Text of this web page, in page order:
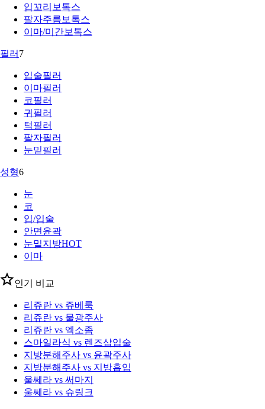
입꼬리보톡스
팔자주름보톡스
이마/미간보톡스
필러 7
입술필러
이마필러
코필러
귀필러
턱필러
팔자필러
눈밑필러
성형6
눈
코
입/입술
안면윤곽
눈밑지방HOT
이마
인기 비교
리쥬란 vs 쥬베룩
리쥬란 vs 물광주사
리쥬란 vs 엑소좀
스마일라식 vs 렌즈삽입술
지방분해주사 vs 윤곽주사
지방분해주사 vs 지방흡입
울쎄라 vs 써마지
울쎄라 vs 슈링크